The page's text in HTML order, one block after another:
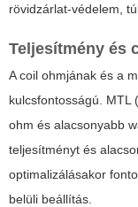
rövidzárlat-védelem,
Teljesítmény és
A coil ohmjának és a
kulcsfontosságú. MTL
ohm és alacsonyabb
teljesítményt és
optimalizálásakor
belüli beállítás.